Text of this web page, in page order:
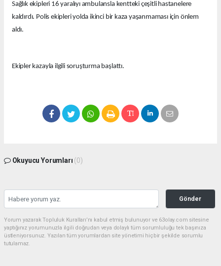
Sağlık ekipleri 16 yaralıyı ambulansla kentteki çeşitli hastanelere
kaldırdı. Polis ekipleri yolda ikinci bir kaza yaşanmaması için önlem
aldı.
Ekipler kazayla ilgili soruşturma başlattı.
Okuyucu Yorumları (0)
Gönder
Yorum yazarak Topluluk Kuralları’nı kabul etmiş bulunuyor ve 63olay.com sitesine
yaptığınız yorumunuzla ilgili doğrudan veya dolaylı tüm sorumluluğu tek başınıza
üstleniyorsunuz. Yazılan tüm yorumlardan site yönetimi hiçbir şekilde sorumlu
tutulamaz.